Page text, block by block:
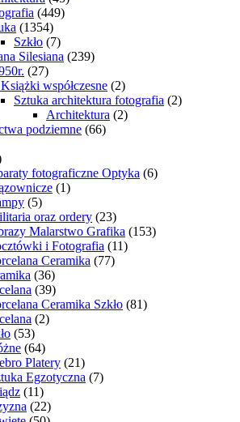
(449)
(1354)
Szkło (7)
Silesiana (239)
(27)
współczesne (2)
Sztuka architektura fotografia (2)
Architektura (2)
podziemne (66)
fotograficzne Optyka (6)
(1)
(5)
oraz ordery (23)
Malarstwo Grafika (153)
i Fotografia (11)
Ceramika (77)
(36)
(39)
Ceramika Szkło (81)
(2)
(53)
(64)
Platery (21)
Egzotyczna (7)
(11)
(22)